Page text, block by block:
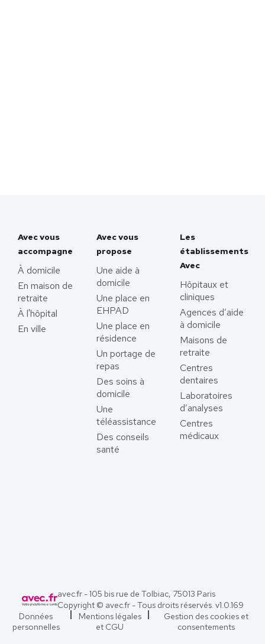
Avec vous
accompagne
À domicile
En maison de
retraite
À l'hôpital
En ville
Avec vous
propose
Une aide à
domicile
Une place en
EHPAD
Une place en
résidence
Un portage de
repas
Des soins à
domicile
Une
téléassistance
Des conseils
santé
Les
établissements
Avec
Hôpitaux et
cliniques
Agences d’aide
à domicile
Maisons de
retraite
Centres
dentaires
Laboratoires
d’analyses
Centres
médicaux
avec.fr - 105 bis rue de Tolbiac, 75013 Paris
Copyright © avec.fr - Tous droits réservés. v1.0.169
Données
personnelles
Mentions légales
et CGU
Gestion des cookies et
consentements